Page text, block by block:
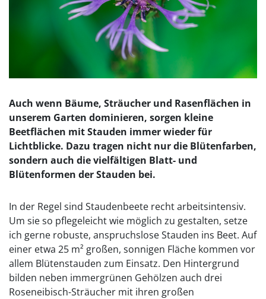
Auch wenn Bäume, Sträucher und Rasenflächen in
unserem Garten dominieren, sorgen kleine
Beetflächen mit Stauden immer wieder für
Lichtblicke. Dazu tragen nicht nur die Blütenfarben,
sondern auch die vielfältigen Blatt- und
Blütenformen der Stauden bei.
In der Regel sind Staudenbeete recht arbeitsintensiv.
Um sie so pflegeleicht wie möglich zu gestalten, setze
ich gerne robuste, anspruchslose Stauden ins Beet. Auf
einer etwa 25 m² großen, sonnigen Fläche kommen vor
allem Blütenstauden zum Einsatz. Den Hintergrund
bilden neben immergrünen Gehölzen auch drei
Roseneibisch-Sträucher mit ihren großen